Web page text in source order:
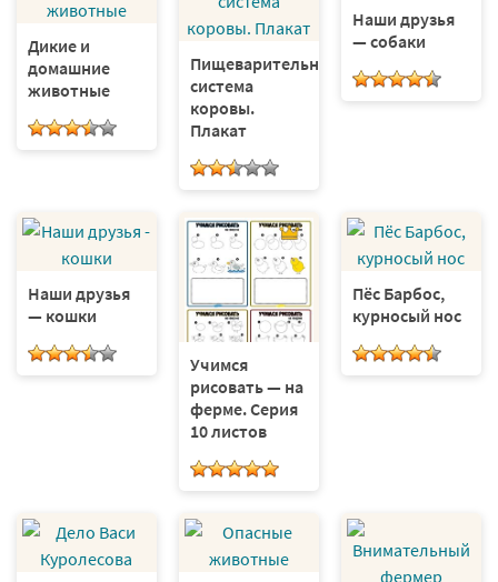
Дикие и
домашние
животные
Пищеварительная
система
коровы.
Плакат
Наши друзья
— собаки
Наши друзья
— кошки
Учимся
рисовать — на
ферме. Серия
10 листов
Пёс Барбос,
курносый нос